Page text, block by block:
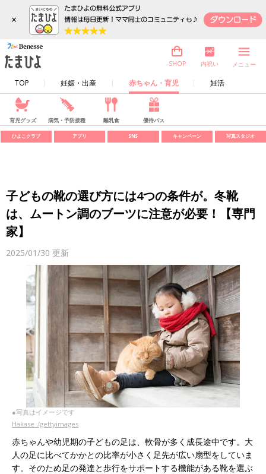
×
TOP 妊娠・出産 赤ちゃん・育児 妊活
SHOP 内祝い メニュー
育児グッズ 病気・予防接種 離乳食 優待パス
ひよこクラブ アプリ SNS キャンペーン 写真スタジオ
子どもの靴の選び方には4つの条件が。冬靴
は、ムートン調のブーツに注意が必要！【専門
家】
2025/01/30 更新
●写真はイメージです
Hakase_/gettyimages
赤ちゃんや幼児期の子どもの足は、軟骨が多く成長途中です。大
人の足に比べてかかとの比率が小さく足先が広い扇型をしていま
す。そのため足の発達と歩行をサポートする機能がある靴を選ぶ